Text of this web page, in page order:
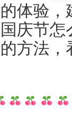
体验
庆节
方法